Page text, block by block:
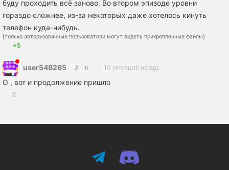
буду проходить всё заново. Во втором эпизоде уровни
гораздо сложнее, из-за некоторых даже хотелось кинуть
телефон куда-нибудь.
[только авторизованные пользователи могут видеть прикрепленные файлы]
+5
user548265 10 месяцев назад
О , вот и продолжение пришло
0